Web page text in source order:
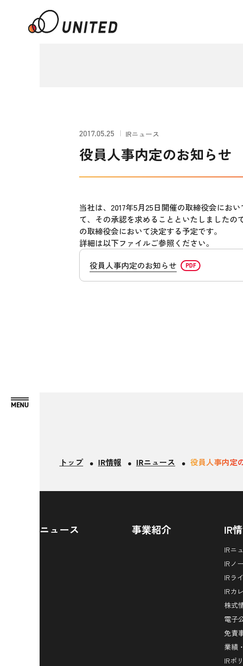
2017.05.25 IRニュース
役員人事内定のお知らせ
当社は、2017年5月25日開催の取締役会にお
て、その承認を求めることといたしました
の取締役会において決定する予定です。
詳細は以下ファイルご参照ください。
役員人事内定のお知らせ
トップ IR情報 IRニュース 役員人事内定
ニュース 事業紹介 IR
IRニ
IRノ
IRラ
IRカ
株式
電子
免責
業績
IRポ